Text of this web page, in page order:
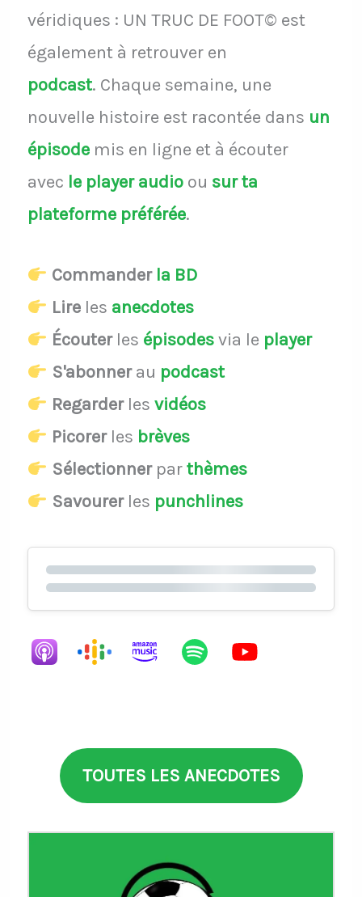
véridiques : UN TRUC DE FOOT© est
également à retrouver en
podcast. Chaque semaine, une
nouvelle histoire est racontée dans un
épisodemis en ligne et à écouter
avec le player audio ou sur ta
plateforme préférée.
Commander la BD
Lireles anecdotes
Écouterles épisodesvia le player
S'abonnerau podcast
Regarderles vidéos
Picorerles brèves
Sélectionnerparthèmes
Savourerles punchlines
TOUTES LES ANECDOTES